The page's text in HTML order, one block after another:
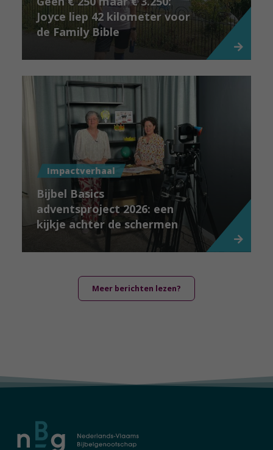
Joyce liep 42 kilometer voor
de Family Bible
Impactverhaal
Bijbel Basics
adventsproject 2026: een
kijkje achter de schermen
Meer berichten lezen?